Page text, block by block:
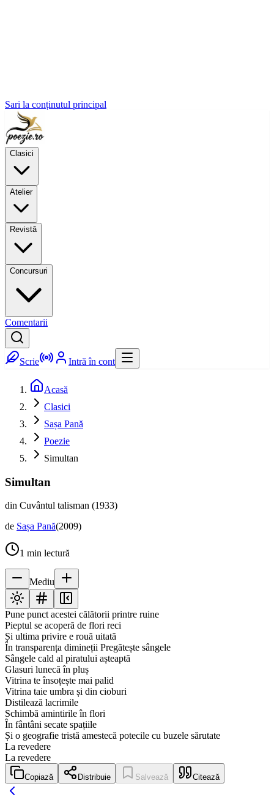
Sari la conținutul principal
Clasici
Atelier
Revistă
Concursuri
Comentarii
Scrie Intră în cont
Acasă
Clasici
Sașa Pană
Poezie
Simultan
Simultan
din Cuvântul talisman (1933)
de Sașa Pană(2009)
1 min lectură
Mediu
Pune punct acestei călătorii printre ruine
Pieptul se acoperă de flori reci
Și ultima privire e rouă uitată
În transparența dimineții Pregătește sângele
Sângele cald al piratului așteaptă
Glasuri lunecă în pluș
Vitrina te însoțește mai palid
Vitrina taie umbra și din cioburi
Distilează lacrimile
Schimbă amintirile în flori
În fântâni secate spațiile
Și o geografie tristă amestecă potecile cu buzele sărutate
La revedere
La revedere
Copiază Distribuie Salvează Citează